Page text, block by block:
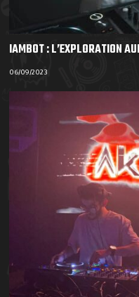
IAMBOT : L’EXPLORATION
06/09/2023